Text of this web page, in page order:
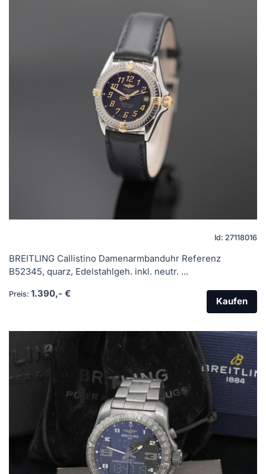
Id: 27118016
BREITLING Callistino Damenarmbanduhr Referenz
B52345, quarz, Edelstahlgeh. inkl. neutr. ...
Preis: 1.390,- €
Kaufen